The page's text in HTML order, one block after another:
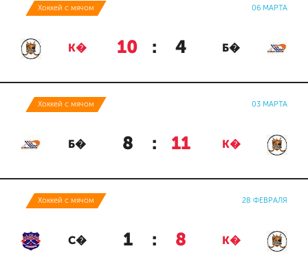
Хоккей с мячом 06 МАРТА
К� 10 : 4 Б�
Хоккей с мячом 03 МАРТА
Б� 8 : 11 К�
Хоккей с мячом 28 ФЕВРАЛЯ
С� 1 : 8 К�